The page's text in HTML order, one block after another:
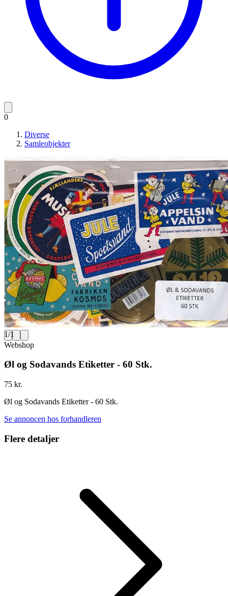
0
Diverse
Samleobjekter
1/1
Webshop
Øl og Sodavands Etiketter - 60 Stk.
75 kr.
Øl og Sodavands Etiketter - 60 Stk.
Se annoncen hos forhandleren
Flere detaljer